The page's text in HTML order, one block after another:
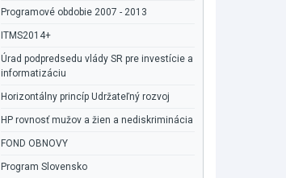
Programové obdobie 2007 - 2013
ITMS2014+
Úrad podpredsedu vlády SR pre investície a
informatizáciu
Horizontálny princíp Udržateľný rozvoj
HP rovnosť mužov a žien a nediskriminácia
FOND OBNOVY
Program Slovensko